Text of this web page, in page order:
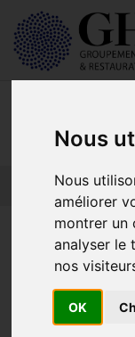
Nous
Nous
améliorer
montrer un
analyser le
nos
OK
Mise à
Actualités
21/06/2023